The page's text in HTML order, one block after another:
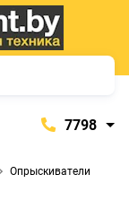
7798
Опрыскиватели